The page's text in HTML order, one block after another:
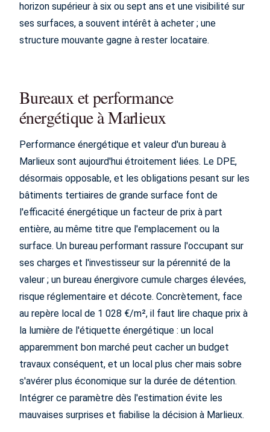
horizon supérieur à six ou sept ans et une visibilité sur
ses surfaces, a souvent intérêt à acheter ; une
structure mouvante gagne à rester locataire.
Bureaux et performance
énergétique à Marlieux
Performance énergétique et valeur d'un bureau à
Marlieux sont aujourd'hui étroitement liées. Le DPE,
désormais opposable, et les obligations pesant sur les
bâtiments tertiaires de grande surface font de
l'efficacité énergétique un facteur de prix à part
entière, au même titre que l'emplacement ou la
surface. Un bureau performant rassure l'occupant sur
ses charges et l'investisseur sur la pérennité de la
valeur ; un bureau énergivore cumule charges élevées,
risque réglementaire et décote. Concrètement, face
au repère local de 1 028 €/m², il faut lire chaque prix à
la lumière de l'étiquette énergétique : un local
apparemment bon marché peut cacher un budget
travaux conséquent, et un local plus cher mais sobre
s'avérer plus économique sur la durée de détention.
Intégrer ce paramètre dès l'estimation évite les
mauvaises surprises et fiabilise la décision à Marlieux.